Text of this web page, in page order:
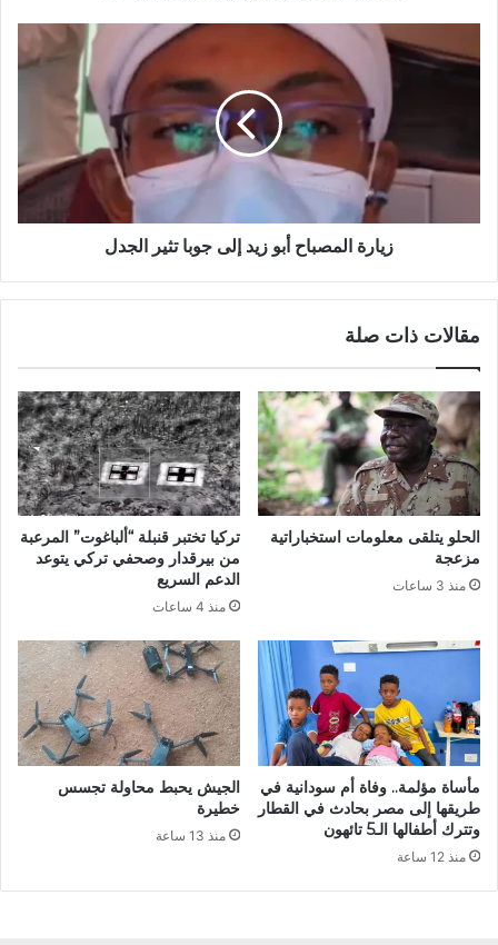
المصباح
تثير
زيارة المصباح أبو زيد إلى جوبا تثير الجدل
مقالات ذات صلة
الحلو يتلقى معلومات استخباراتية
مزعجة
منذ 3 ساعات
تركيا تختبر قنبلة “ألباغوت” المرعبة
من بيرقدار وصحفي تركي يتوعد
الدعم السريع
منذ 4 ساعات
مأساة مؤلمة.. وفاة أم سودانية في
طريقها إلى مصر بحادث في القطار
وتترك أطفالها الـ5 تائهون
منذ 12 ساعة
الجيش يحبط محاولة تجسس
خطيرة
منذ 13 ساعة